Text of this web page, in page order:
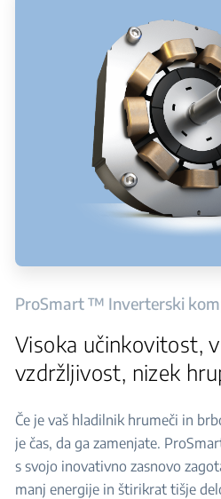
ProSmart ™ Inverterski
Visoka učinkovitost,
vzdržljivost, nizek
Če je vaš hladilnik hrumeči in
je čas, da ga zamenjate.
s svojo inovativno zasnovo
manj energije in štirikrat tišje